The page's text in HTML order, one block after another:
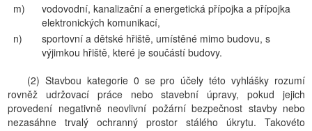
m)
vodovodní, kanalizační a energetická přípojka a přípojka
elektronických komunikací,
n)
sportovní a dětské hřiště, umístěné mimo budovu, s
výjimkou hřiště, které je součástí budovy.
(2) Stavbou kategorie 0 se pro účely této vyhlášky rozumí
rovněž udržovací práce nebo stavební úpravy, pokud jejich
provedení negativně neovlivní požární bezpečnost stavby nebo
nezasáhne trvalý ochranný prostor stálého úkrytu. Takovéto